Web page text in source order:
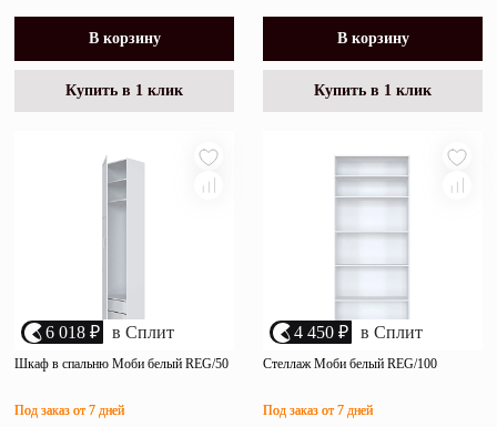
В корзину
Купить в 1 клик
В корзину
Купить в 1 клик
6 018 ₽ в Сплит
Шкаф в спальню Моби белый REG/50
Под заказ от 7 дней
4 450 ₽ в Сплит
Стеллаж Моби белый REG/100
Под заказ от 7 дней